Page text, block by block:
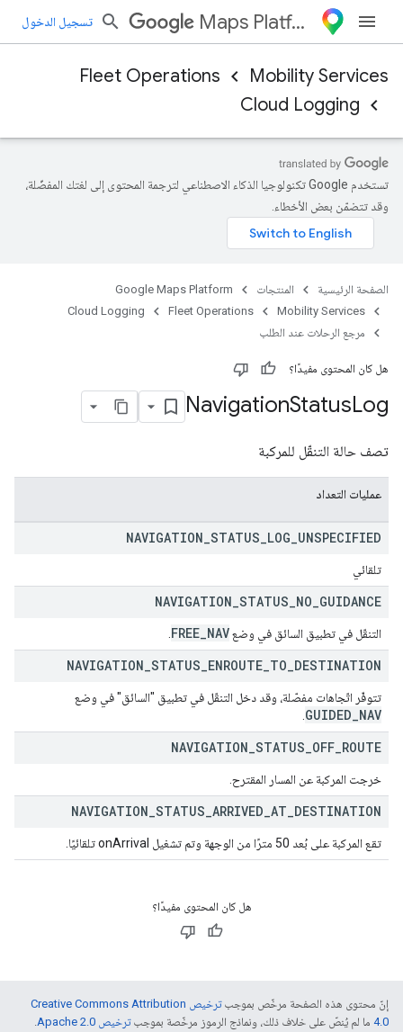
Maps Platform تسجيل الدخول
Mobility Services
Fleet Operations
Cloud Logging
تستخدم Google تكنولوجيا الذكاء الاصطناعي لترجمة المحتوى إلى لغتك المفضّلة،
وقد تتضمّن بعض الأخطاء.
الصفحة الرئيسية المنتجات
Google Maps Platform
Mobility Services
Fleet Operations
Cloud Logging
مرجع الرحلات عند الطلب
هل كان المحتوى مفيدًا؟
NavigationStatusLog
تصف حالة التنقّل للمركبة
عمليات التعداد
NAVIGATION STATUS LOG UNSPECIFIED
تلقائي
NAVIGATION STATUS NO GUIDANCE
التنقّل في تطبيق السائق في وضع FREE NAV
NAVIGATION STATUS ENROUTE TO DESTINATION
تتوفّر اتّجاهات مفصّلة، وقد دخل التنقّل في تطبيق "السائق" في وضع
GUIDED NAV
NAVIGATION STATUS OFF ROUTE
خرجت المركبة عن المسار المقترح.
NAVIGATION STATUS ARRIVED AT DESTINATION
تقع المركبة على بُعد 50 مترًا من الوجهة وتم تشغيل onArrival تلقائيًا.
هل كان المحتوى مفيدًا؟
إنّ محتوى هذه الصفحة مرخّص بموجب
ترخيص Creative Commons Attribution
4.0‏ ما لم يُنصّ على خلاف ذلك، ونماذج الرموز مرخّصة بموجبترخيص Apache 2.0‏
.